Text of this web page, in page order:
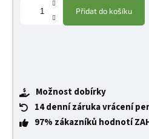
Přidat do košíku
Možnost dobírky
14 denní záruka vrácení
97% zákazníků hodnotí